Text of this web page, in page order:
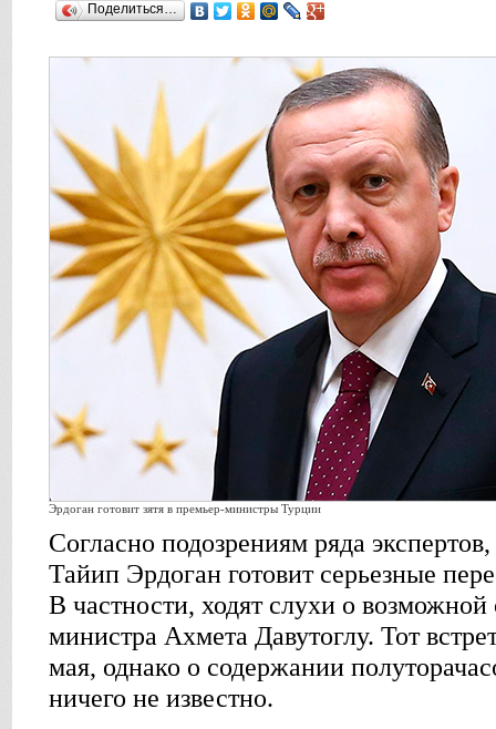
Поделиться…
Эрдоган готовит зятя в премьер-министры Турции
Согласно подозрениям ряда
Тайип Эрдоган готовит серьезные
В частности, ходят слухи о возможной
министра Ахмета Давутоглу. Тот
мая, однако о содержании
ничего не известно.